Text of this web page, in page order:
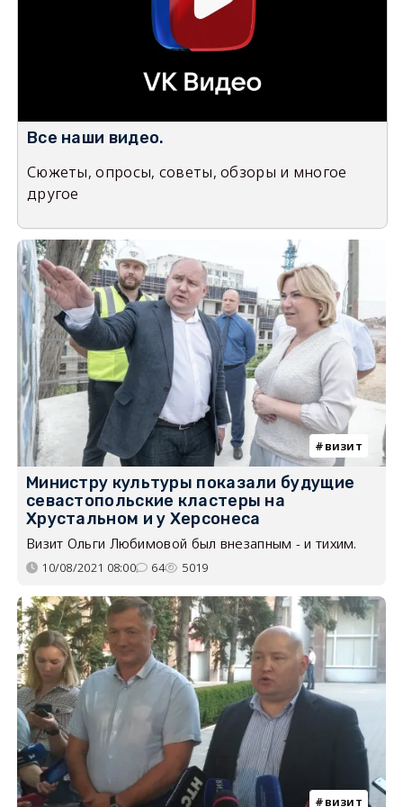
Все наши видео.
Сюжеты, опросы, советы, обзоры и многое
другое
визит
Министру культуры показали будущие
севастопольские кластеры на
Хрустальном и у Херсонеса
Визит Ольги Любимовой был внезапным - и тихим.
10/08/2021 08:00 64 5019
визит